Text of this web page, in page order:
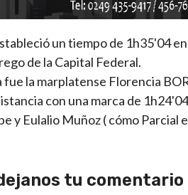
un tiempo de 1h35'04
de la Capital Federal.
fue la marplatense Florencia
con una marca de
y Eulalio Muñoz ( cómo Parcial
tu comentario